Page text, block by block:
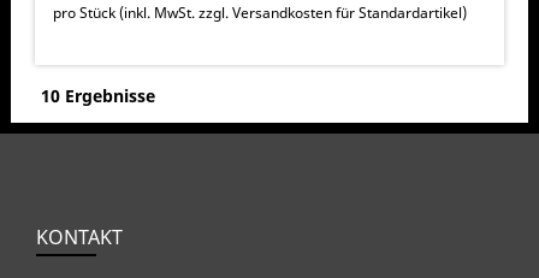
pro Stück (inkl. MwSt. zzgl.Versandkosten für Standardartikel)
10 Ergebnisse
KONTAKT